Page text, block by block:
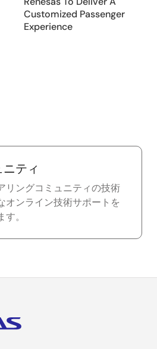
offers an attenuation-
ティ
リングコミュニティの技術
オンライン技術サポートを
。